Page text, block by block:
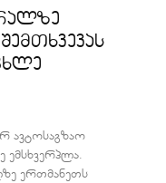
ავტოსაგზაო
ემსხვერპლა.
ერთმანეთს